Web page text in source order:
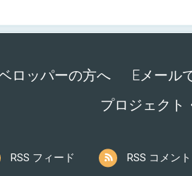
ロッパーの方へ Eメール
プロジェクト
RSS フィード RSS コメン